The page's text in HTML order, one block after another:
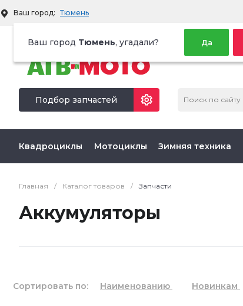
Ваш город: Тюмень
Ваш город Тюмень, угадали? Да
Территория активного отдыха
Подбор запчастей
Квадроциклы Мотоциклы Зимняя техника
Главная / Каталог товаров / Запчасти
Аккумуляторы
Сортировать по: Наименованию Новинкам